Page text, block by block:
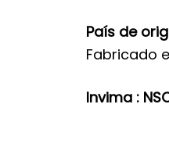
País de
Fabricado
Invima :